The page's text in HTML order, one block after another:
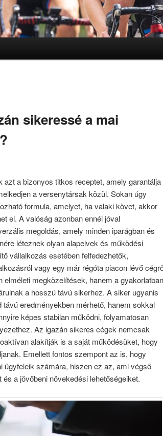
sikeressé a mai
a bizonyos titkos receptet, amely garantálja
a versenytársak közül. Sokan úgy
formula, amelyet, ha valaki követ, akkor
el. A valóság azonban ennél jóval
megoldás, amely minden iparágban és
léteznek olyan alapelvek és működési
vállalkozás esetében felfedezhetők,
vagy egy már régóta piacon lévő
megközelítések, hanem a gyakorlatban
a hosszú távú sikerhez. A siker ugyanis
eredményekben mérhető, hanem sokkal
képes stabilan működni, folyamatosan
Az igazán sikeres cégek nemcsak
alakítják is a saját működésüket, hogy
Emellett fontos szempont az is, hogy
ügyfeleik számára, hiszen ez az, ami végső
a jövőbeni növekedési lehetőségeiket.